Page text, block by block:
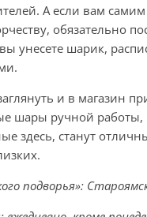
А если вам
обязательно
вы унесете шарик,
и в магазин
шары ручной работы,
здесь, станут
подворья»: Староям